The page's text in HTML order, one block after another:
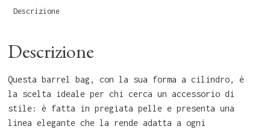
Descrizione
Descrizione
Questa barrel bag, con la sua forma a cilindro, è
la scelta ideale per chi cerca un accessorio di
stile: è fatta in pregiata pelle e presenta una
linea elegante che la rende adatta a ogni